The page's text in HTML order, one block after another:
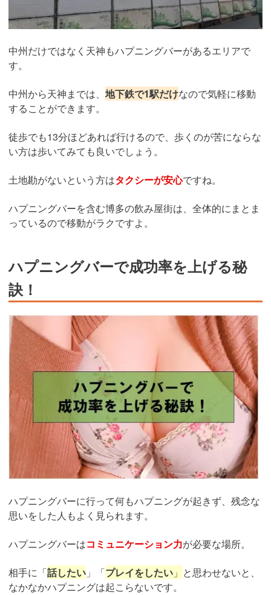
中州だけではなく天神もハプニングバーがあるエリアで
す。
中州から天神までは、 地下鉄で1駅だけなので気軽に移動
することができます。
徒歩でも13分ほどあれば行けるので、歩くのが苦にならな
い方は歩いてみても良いでしょう。
土地勘がないという方はタクシーが安心ですね。
ハプニングバーを含む博多の飲み屋街は、全体的にまとま
っているので移動がラクですよ。
ハプニングバーで成功率を上げる秘
訣！
ハプニングバーに行って何もハプニングが起きず、残念な
思いをした人もよく見られます。
ハプニングバーはコミュニケーション力が必要な場所。
相手に「話したい 」「プレイをしたい 」 と思わせないと、
なかなかハプニングは起こらないです。